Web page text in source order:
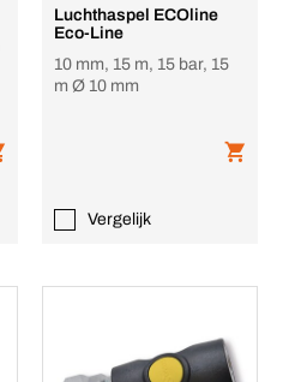
Luchthaspel ECOline
Eco-Line
10 mm, 15 m, 15 bar, 15
m Ø 10 mm
Vergelijk